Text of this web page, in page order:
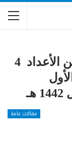
تحضير المستقبل من عين تكوين الأعداد 4
مقالات عامة